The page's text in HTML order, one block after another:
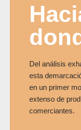
Del análisis
esta
en un primer
extenso de
comerciantes.